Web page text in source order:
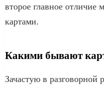
второе главное отличие
картами.
Какими бывают
Зачастую в